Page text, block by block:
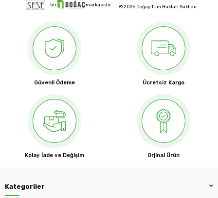
bir markasıdır. © 2026 Doğaç Tüm Hakları Saklıdır.
Güvenli Ödeme Ücretsiz Kargo
Kolay İade ve Değişim Orjinal Ürün
Kategoriler